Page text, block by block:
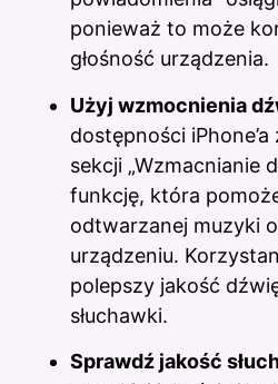
ponieważ to może
głośność urządzenia.
Użyj wzmocnienia
dostępności
sekcji „Wzmacnianie
funkcję, która
odtwarzanej muzyki
urządzeniu.
polepszy jakość
słuchawki.
Sprawdź jakość